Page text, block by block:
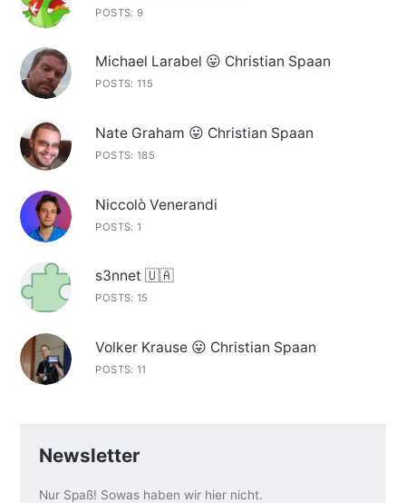
POSTS: 9
Michael Larabel 😛 Christian Spaan
POSTS: 115
Nate Graham 😛 Christian Spaan
POSTS: 185
Niccolò Venerandi
POSTS: 1
s3nnet 🇺🇦
POSTS: 15
Volker Krause 😛 Christian Spaan
POSTS: 11
Newsletter
Nur Spaß! Sowas haben wir hier nicht.